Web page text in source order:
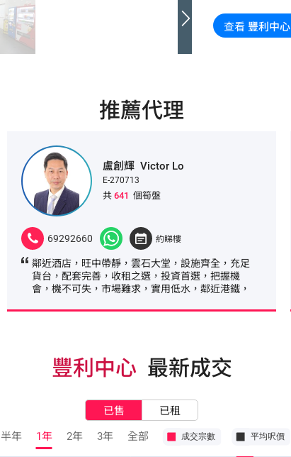
查看 豐利中心
豐利中心 最新成交
已售
已租
半年
1年 2年 3年 全部
推薦代理
盧創輝 Victor Lo
E-270713
共 641 個筍盤
69292660 約睇樓
鄰近酒店，旺中帶靜，雲石大堂，設施齊全，充足
貨台，配套完善，收租之選，投資首選，把握機
會，機不可失，市場難求，實用低水，鄰近港鐵，
如鯽，地標建築，黃金地段，尊貴地段，食肆林